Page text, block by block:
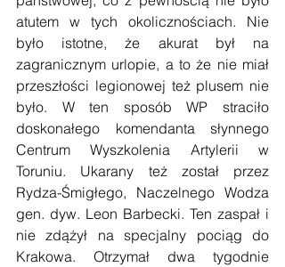
atutem w tych okolicznościach. Nie
było istotne, że akurat był na
zagranicznym urlopie, a to że nie miał
przeszłości legionowej też plusem nie
było. W ten sposób WP straciło
doskonałego komendanta słynnego
Centrum Wyszkolenia Artylerii w
Toruniu. Ukarany też został przez
Rydza-Śmigłego, Naczelnego Wodza
gen. dyw. Leon Barbecki. Ten zaspał i
nie zdążył na specjalny pociąg do
Krakowa. Otrzymał dwa tygodnie